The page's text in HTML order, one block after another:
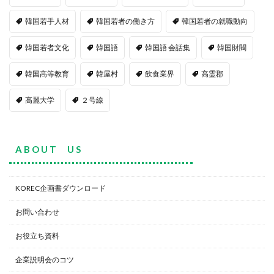
韓国若手人材 韓国若者の働き方 韓国若者の就職動向
韓国若者文化 韓国語 韓国語 会話集 韓国財閥
韓国高等教育 韓屋村 飲食業界 高霊郡
高麗大学 ２号線
A B O U T U S
KOREC企画書ダウンロード
お問い合わせ
お役立ち資料
企業説明会のコツ